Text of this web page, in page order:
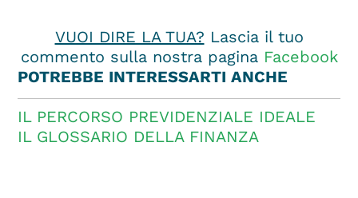
VUOI DIRE LA TUA? Lascia il tuo
commento sulla nostra pagina Facebook
POTREBBE INTERESSARTI ANCHE
IL PERCORSO PREVIDENZIALE IDEALE
IL GLOSSARIO DELLA FINANZA